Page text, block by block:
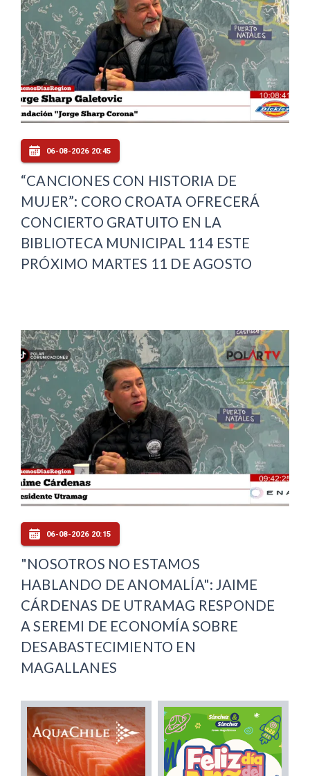
06-08-2026 20:45
“CANCIONES CON HISTORIA DE
MUJER”: CORO CROATA OFRECERÁ
CONCIERTO GRATUITO EN LA
BIBLIOTECA MUNICIPAL 114 ESTE
PRÓXIMO MARTES 11 DE AGOSTO
06-08-2026 20:15
"NOSOTROS NO ESTAMOS
HABLANDO DE ANOMALÍA": JAIME
CÁRDENAS DE UTRAMAG RESPONDE
A SEREMI DE ECONOMÍA SOBRE
DESABASTECIMIENTO EN
MAGALLANES